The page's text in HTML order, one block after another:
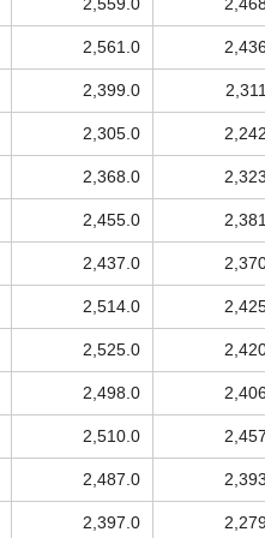
2,561.0
2,399.0
2,305.0
2,368.0
2,455.0
2,437.0
2,514.0
2,525.0
2,498.0
2,510.0
2,487.0
2,397.0